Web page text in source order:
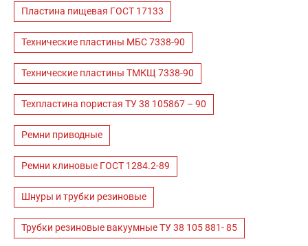
Пластина пищевая ГОСТ 17133
Технические пластины МБС 7338-90
Технические пластины ТМКЩ 7338-90
Техпластина пористая ТУ 38 105867 – 90
Ремни приводные
Ремни клиновые ГОСТ 1284.2-89
Шнуры и трубки резиновые
Трубки резиновые вакуумные ТУ 38 105 881- 85